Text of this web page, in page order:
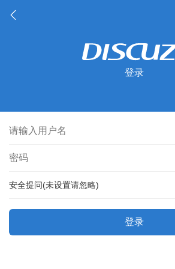
登录
安全提问(未设置请忽略)
登录